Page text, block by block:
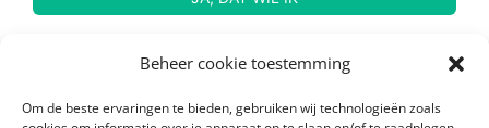
Beheer cookie toestemming
Om de beste ervaringen te bieden, gebruiken wij technologieën zoals